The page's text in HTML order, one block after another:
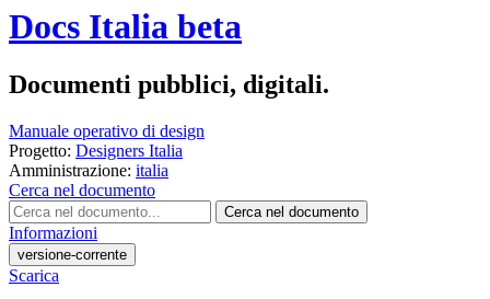
Docs Italia beta
Documenti pubblici, digitali.
Manuale operativo di design
Progetto: Designers Italia
Amministrazione: italia
Cerca nel documento
Cerca nel documento
Informazioni
versione-corrente
Scarica